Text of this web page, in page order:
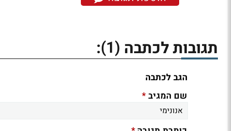
תגובות לכתבה (1)
:
הגב לכתבה
שם המגיב*